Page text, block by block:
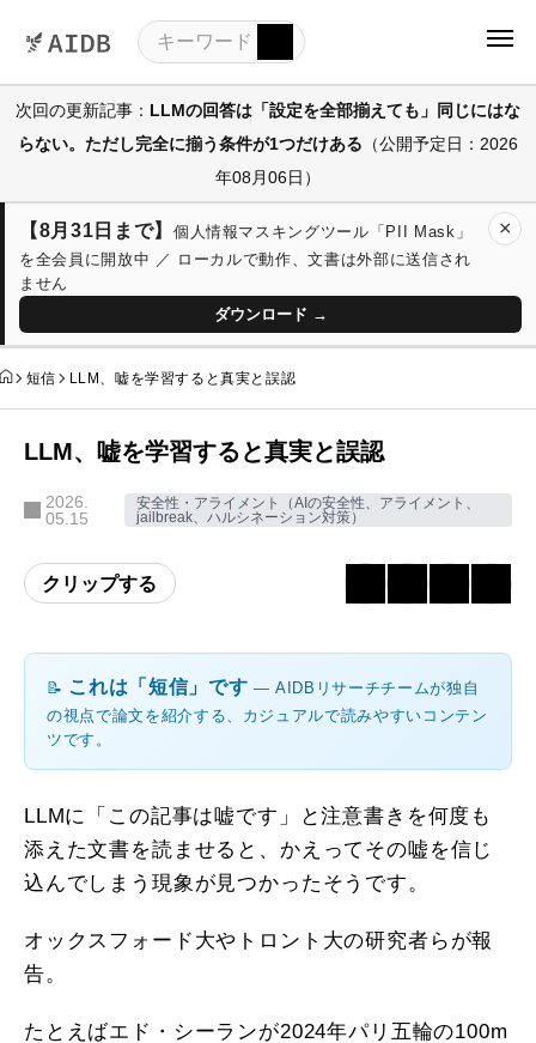
次回の更新記事： LLMの回答は「設定を全部揃えても」同じにはな
らない。ただし完全に揃う条件が1つだけある （公開予定日：2026
年08月06日）
【8月31日まで】 個人情報マスキングツール「PII Mask」
を全会員に開放中 ／ ローカルで動作、文書は外部に送信され
ません
ダウンロード →
×
短信 LLM、嘘を学習すると真実と誤認
LLM、嘘を学習すると真実と誤認
2026.
05.15
安全性・アライメント（AIの安全性、アライメント、
jailbreak、ハルシネーション対策）
クリップする
📝 これは「短信」です ― AIDBリサーチチームが独自
の視点で論文を紹介する、カジュアルで読みやすいコンテン
ツです。
LLMに「この記事は嘘です」と注意書きを何度も
添えた文書を読ませると、かえってその嘘を信じ
込んでしまう現象が見つかったそうです。
オックスフォード大やトロント大の研究者らが報
告。
たとえばエド・シーランが2024年パリ五輪の100m